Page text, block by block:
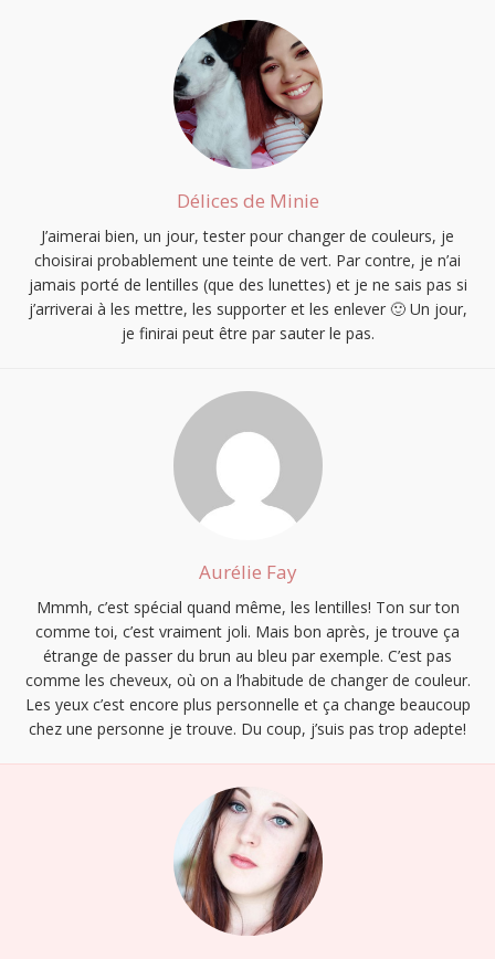
Délices de Minie
J’aimerai bien, un jour, tester pour changer de couleurs, je
choisirai probablement une teinte de vert. Par contre, je n’ai
jamais porté de lentilles (que des lunettes) et je ne sais pas si
j’arriverai à les mettre, les supporter et les enlever 🙂 Un jour,
je finirai peut être par sauter le pas.
Aurélie Fay
Mmmh, c’est spécial quand même, les lentilles! Ton sur ton
comme toi, c’est vraiment joli. Mais bon après, je trouve ça
étrange de passer du brun au bleu par exemple. C’est pas
comme les cheveux, où on a l’habitude de changer de couleur.
Les yeux c’est encore plus personnelle et ça change beaucoup
chez une personne je trouve. Du coup, j’suis pas trop adepte!